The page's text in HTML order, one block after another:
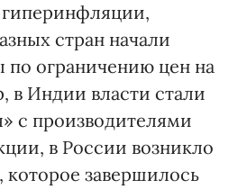
гиперинфляции,
стран начали
ограничению цен на
в Индии власти стали
с производителями
в России возникло
завершилось